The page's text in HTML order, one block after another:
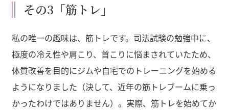
その3「筋トレ」
私の唯一の趣味は、筋トレです。司法試験の勉強中に、
極度の冷え性や肩こり、首こりに悩まされていたため、
体質改善を目的にジムや自宅でのトレーニングを始める
ようになりました（決して、近年の筋トレブームに乗っ
かったわけではありません）。実際、筋トレを始めてか